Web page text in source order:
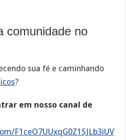
comunidade no
sua fé e caminhando
?
em nosso canal de
F1ceO7UUxqG0Z1SJLb3iUV